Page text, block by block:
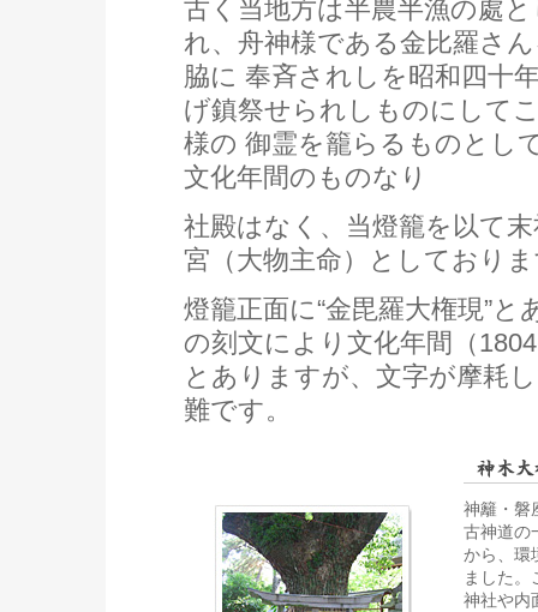
古く当地方は半農半漁の處
れ、舟神様である金比羅さ
脇に 奉斉されしを昭和四十
げ鎮祭せられしものにして
様の 御霊を籠らるものとし
文化年間のものなり
社殿はなく、当燈籠を以て
宮（大物主命）としており
燈籠正面に“金毘羅大権現”と
の刻文により文化年間（
とありますが、文字が摩耗
難です。
神籬・磐
古神道の
から、環
ました
神社や内